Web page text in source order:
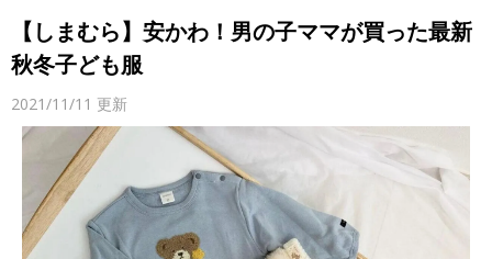
【しまむら】安かわ！男の子ママが買った最新
秋冬子ども服
2021/11/11 更新